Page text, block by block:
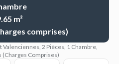
m²
comprises)
2 Pièces, 1 Chambre,
(Charges Comprises)